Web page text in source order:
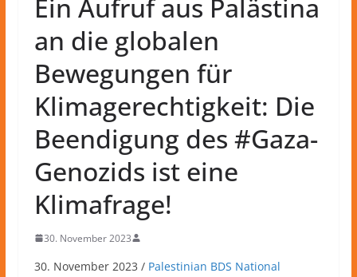
Ein Aufruf aus Palästina
an die globalen
Bewegungen für
Klimagerechtigkeit: Die
Beendigung des #Gaza-
Genozids ist eine
Klimafrage!
30. November 2023
30. November 2023 / Palestinian BDS National